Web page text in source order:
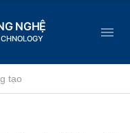
NGHỆ
tạo